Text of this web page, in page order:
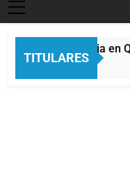
TITULARES
Alerta naranja en
5 Horas Atrás